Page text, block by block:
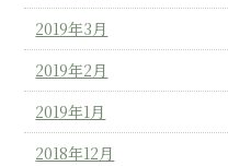
2019年3月
2019年2月
2019年1月
2018年12月